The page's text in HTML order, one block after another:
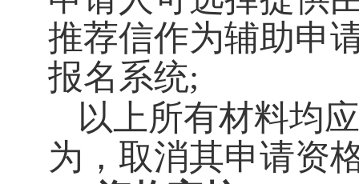
推荐信作为辅助申
报名系统;
以上所有材料均
为，取消其申请资